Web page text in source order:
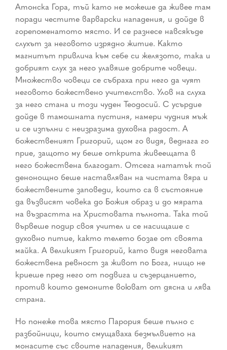
Атонска Гора, тъй като не можеше да живее там
поради честите варварски нападения, и дойде в
горепоменатото място. И се разнесе навсякъде
слухът за неговото изрядно житие. Както
магнитът привлича към себе си желязото, така и
добрият слух за него улавяше добрите човеци.
Множество човеци се събраха при него да чуят
неговото божествено учителство. Улов на слуха
за него стана и този чуден Теодосий. С усърдие
дойде в тамошната пустиня, намери чудния мъж
и се изпълни с неизразима духовна радост. А
божественият Григорий, щом го видя, веднага го
прие, защото му беше открита живеещата в
него божествена благодат. Отсега нататък той
денонощно беше наставляван на чистата вяра и
божествените заповеди, които са в състояние
да възвисят човека до Божия образ и до мярата
на възрастта на Христовата пълнота. Така той
вървеше подир своя учител и се насищаше с
духовно питие, както телето бозае от своята
майка. А великият Григорий, като видя неговата
божествена ревност за живот по Бога, нищо не
криеше пред него от подвига и съзерцанието,
против които демоните воюват от дясна и лява
страна.
Но понеже това място Парория беше пълно с
разбойници, които смущаваха безмълвието на
монасите със своите нападения, великият